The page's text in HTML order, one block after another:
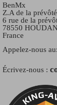
BenMx
Z.A de la prévôté
6 rue de la
78550
France
Appelez-nous au:
Écrivez-nous :